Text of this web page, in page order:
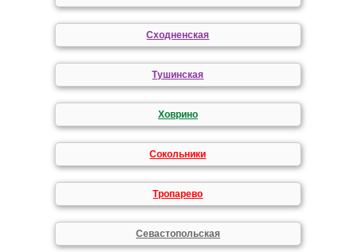
Сходненская
Тушинская
Ховрино
Сокольники
Тропарево
Севастопольская